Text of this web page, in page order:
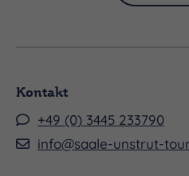
*(ausgeschlossen sind
Kontakt
+49 (0) 3445 233790
info@saale-unstrut-